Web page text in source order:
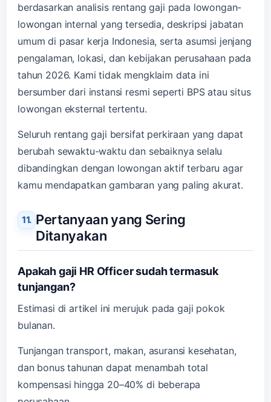
berdasarkan analisis rentang gaji pada lowongan-
lowongan internal yang tersedia, deskripsi jabatan
umum di pasar kerja Indonesia, serta asumsi jenjang
pengalaman, lokasi, dan kebijakan perusahaan pada
tahun 2026. Kami tidak mengklaim data ini
bersumber dari instansi resmi seperti BPS atau situs
lowongan eksternal tertentu.
Seluruh rentang gaji bersifat perkiraan yang dapat
berubah sewaktu-waktu dan sebaiknya selalu
dibandingkan dengan lowongan aktif terbaru agar
kamu mendapatkan gambaran yang paling akurat.
Pertanyaan yang Sering
Ditanyakan
Apakah gaji HR Officer sudah termasuk
tunjangan?
Estimasi di artikel ini merujuk pada gaji pokok
bulanan.
Tunjangan transport, makan, asuransi kesehatan,
dan bonus tahunan dapat menambah total
kompensasi hingga 20–40% di beberapa